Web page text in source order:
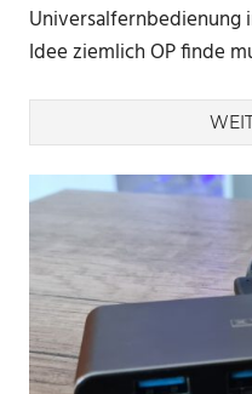
Idee ziemlich OP finde